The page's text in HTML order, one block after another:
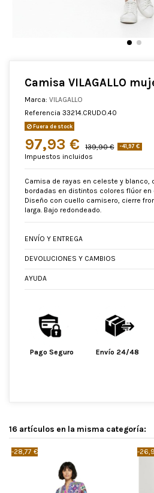
Camisa VILAGALLO
Marca: VILAGALLO
Referencia 33214.CRUDO.40
Fuera de stock
97,93 € 139,90 € -41,97 €
Impuestos incluidos
Camisa de rayas en celeste y blanco,
bordadas en distintos colores flúor en
Diseño con cuello camisero, cierre
larga. Bajo redondeado.
ENVÍO Y ENTREGA
DEVOLUCIONES Y CAMBIOS
AYUDA
Pago Seguro Envío 24/48
16 artículos en la misma categoría:
-28,77 € -